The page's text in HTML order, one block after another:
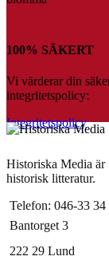
100% SÄKERT
Vi värderar din
integritetspolicy:
Integritetspolicy
Historiska Media
historisk litteratur.
Telefon: 046-33 34
Bantorget 3
222 29 Lund